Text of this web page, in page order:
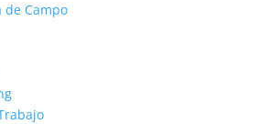
de Campo